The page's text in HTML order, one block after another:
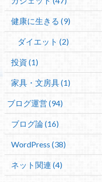
健康に生きる (9)
ダイエット (2)
投資 (1)
家具・文房具 (1)
ブログ運営 (94)
ブログ論 (16)
WordPress (38)
ネット関連 (4)